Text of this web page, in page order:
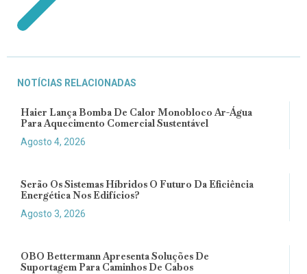
NOTÍCIAS RELACIONADAS
Haier Lança Bomba De Calor Monobloco Ar-Água
Para Aquecimento Comercial Sustentável
Agosto 4, 2026
Serão Os Sistemas Híbridos O Futuro Da Eficiência
Energética Nos Edifícios?
Agosto 3, 2026
OBO Bettermann Apresenta Soluções De
Suportagem Para Caminhos De Cabos